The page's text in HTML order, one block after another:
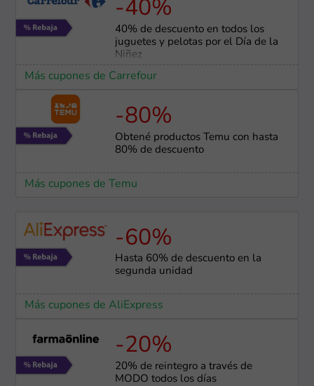
-40%
40% de descuento en todos los
juguetes y pelotas por el Día de la
Niñez
Más cupones de Carrefour
-80%
Obtené productos Temu con hasta
80% de descuento
Más cupones de Temu
-60%
Hasta 60% de descuento en la
segunda unidad
Más cupones de AliExpress
-20%
20% de reintegro a través de
MODO todos los días